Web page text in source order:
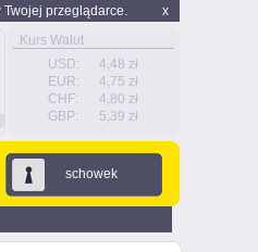
x
przeglądarce.
Kurs Walut
USD:
4,48 zł
EUR:
4,75 zł
CHF:
4,80 zł
GBP:
5,39 zł
schowek